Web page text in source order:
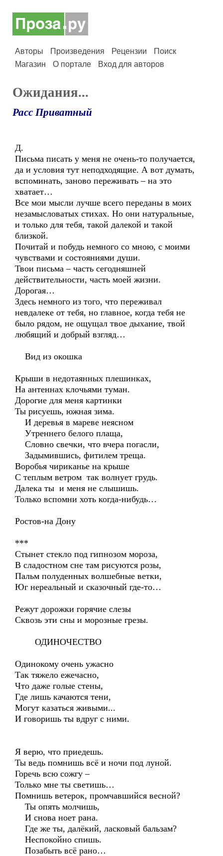
Авторы Произведения Рецензии
Поиск
Магазин
О портале Вход для авторов
Ожидания...
Расс Приватный
Д.
Письма писать у меня не очень-то получается,
да и условия тут неподходящие. А вот думать,
вспоминать, заново переживать – на это
хватает…
Все мои мысли лучше всего переданы в моих
незамысловатых стихах. Но они натуральные,
и только для тебя, такой далекой и такой
близкой.
Почитай и побудь немного со мною, с моими
чувствами и состояниями души.
Твои письма – часть сегодняшней
действительности, часть моей жизни.
Дорогая…
Здесь немного из того, что переживал
невдалеке от тебя, но главное, когда тебя не
было рядом, не ощущал твое дыхание, твой
любящий и добрый взгляд…
Вид из окошка
Крыши в недотаянных плешинках,
На антеннах клочьями туман.
Дорогие для меня картинки
Ты рисуешь, южная зима.
И деревья в мареве неясном
Утреннего белого плаща,
Словно свечки, что вчера погасли,
Задымившись, фитилем треща.
Воробья чириканье на крыше
С теплым ветром так волнует грудь.
Далека ты и меня не слышишь.
Только вспомни хоть когда-нибудь…
Ростов-на Дону
***
Стынет стекло под гипнозом мороза,
В сладостном сне там рисуются розы,
Пальм полуденных волшебные ветки,
Юг нереальный и сказочный где-то…
Режут дорожки горячие слезы
Сквозь эти сны и морозные грезы.
ОДИНОЧЕСТВО
Одинокому очень ужасно
Так тяжело ежечасно,
Что даже голые стены,
Где лишь качаются тени,
Могут казаться живыми...
И говоришь ты вдруг с ними.
Я верю, что приедешь.
Ты ведь помнишь всё и ночи под луной.
Горечь всю сожгу –
Только мне ты светишь…
Помнишь ветерок, промчавшийся весной?
Ты опять молчишь,
И снова ноет рана.
Где же ты, далёкий, ласковый бальзам?
Неспокойно спишь.
Позабыть всё рано…